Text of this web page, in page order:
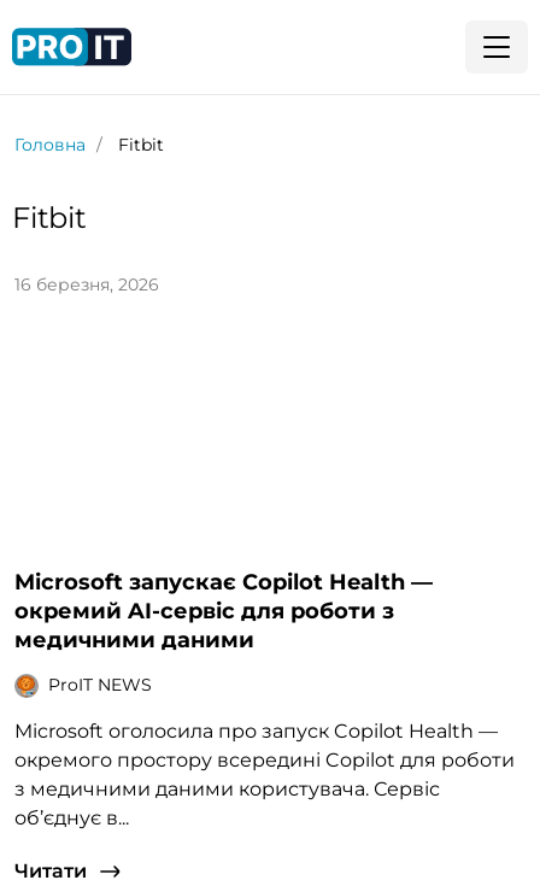
Головна Fitbit
Fitbit
16 березня, 2026
Microsoft запускає Copilot Health —
окремий AI-сервіс для роботи з
медичними даними
ProIT NEWS
Microsoft оголосила про запуск Copilot Health —
окремого простору всередині Copilot для роботи
з медичними даними користувача. Сервіс
об’єднує в...
Читати